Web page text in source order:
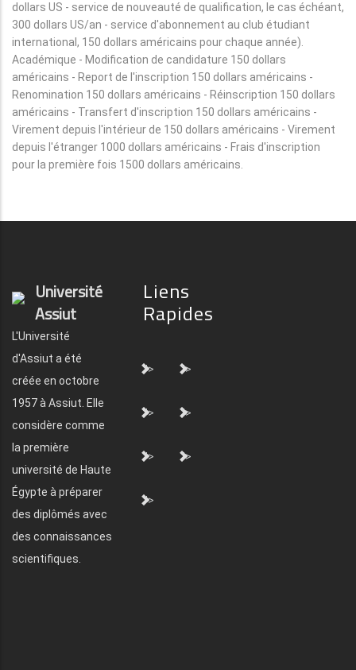
dollars US - service de nouveauté de qualification, le cas échéant,
300 dollars US/an - service d'abonnement au club étudiant
international, 150 dollars américains pour chaque année).
Académique - Modification de candidature 150 dollars
américains - Report de l'inscription 150 dollars américains -
Renomination 150 dollars américains - Réinscription 150 dollars
américains - Transfert d'inscription 150 dollars américains -
Virement depuis l'intérieur de 150 dollars américains - Virement
depuis l'étranger 1000 dollars américains - Frais d'inscription
pour la première fois 1500 dollars américains.
Université
Assiut
L'Université
d'Assiut a été
créée en octobre
1957 à Assiut. Elle
considère comme
la première
université de Haute
Égypte à préparer
des diplômés avec
des connaissances
scientifiques.
Liens
Rapides
"> ">
"> ">
"> ">
">